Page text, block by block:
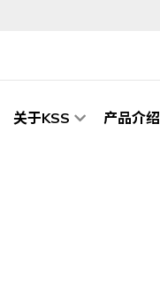
关于KSS 产品介绍